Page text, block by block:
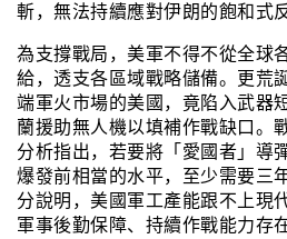
斬，無法持續應對伊朗的飽和式反
為支撐戰局，美軍不得不從全球
給，透支各區域戰略儲備。更荒
端軍火市場的美國，竟陷入武器
蘭援助無人機以填補作戰缺口。
分析指出，若要將「愛國者」導
爆發前相當的水平，至少需要三
分說明，美國軍工產能跟不上現
軍事後勤保障、持續作戰能力存